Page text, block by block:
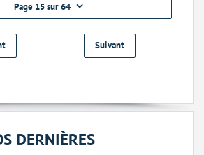
Page 15 sur 64
Suivant
DERNIÈRES